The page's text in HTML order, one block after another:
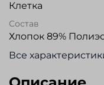
Клетка
Состав
Хлопок 89%
Все